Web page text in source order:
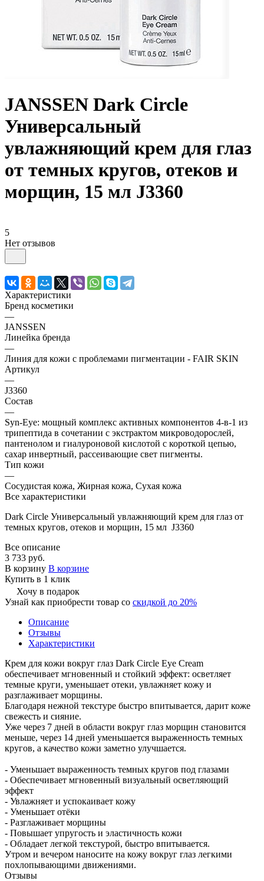
JANSSEN Dark Circle
Универсальный
увлажняющий крем для глаз
от темных кругов, отеков и
морщин, 15 мл J3360
5
Нет отзывов
Характеристики
Бренд косметики
—
JANSSEN
Линейка бренда
—
Линия для кожи с проблемами пигментации - FAIR SKIN
Артикул
—
J3360
Состав
—
Syn-Eye: мощный комплекс активных компонентов 4-в-1 из
трипептида в сочетании с экстрактом микроводорослей,
пантенолом и гиалуроновой кислотой с короткой цепью,
сахар инвертный, рассеивающие свет пигменты.
Тип кожи
—
Сосудистая кожа, Жирная кожа, Сухая кожа
Все характеристики
Dark Circle Универсальный увлажняющий крем для глаз от
темных кругов, отеков и морщин, 15 мл J3360
Все описание
3 733 руб.
В корзину В корзине
Купить в 1 клик
Хочу в подарок
Узнай как приобрести товар со скидкой до 20%
Описание
Отзывы
Характеристики
Крем для кожи вокруг глаз Dark Circle Eye Cream
обеспечивает мгновенный и стойкий эффект: осветляет
темные круги, уменьшает отеки, увлажняет кожу и
разглаживает морщины.
Благодаря нежной текстуре быстро впитывается, дарит коже
свежесть и сияние.
Уже через 7 дней в области вокруг глаз морщин становится
меньше, через 14 дней уменьшается выраженность темных
кругов, а качество кожи заметно улучшается.
- Уменьшает выраженность темных кругов под глазами
- Обеспечивает мгновенный визуальный осветляющий
эффект
- Увлажняет и успокаивает кожу
- Уменьшает отёки
- Разглаживает морщины
- Повышает упругость и эластичность кожи
- Обладает легкой текстурой, быстро впитывается.
Утром и вечером наносите на кожу вокруг глаз легкими
похлопывающими движениями.
Отзывы